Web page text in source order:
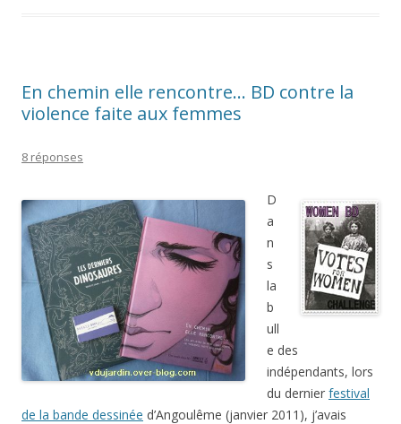
En chemin elle rencontre… BD contre la
violence faite aux femmes
8 réponses
D
a
n
s
la
b
ull
e des
indépendants, lors
du dernier festival
de la bande dessinée d’Angoulême (janvier 2011), j’avais